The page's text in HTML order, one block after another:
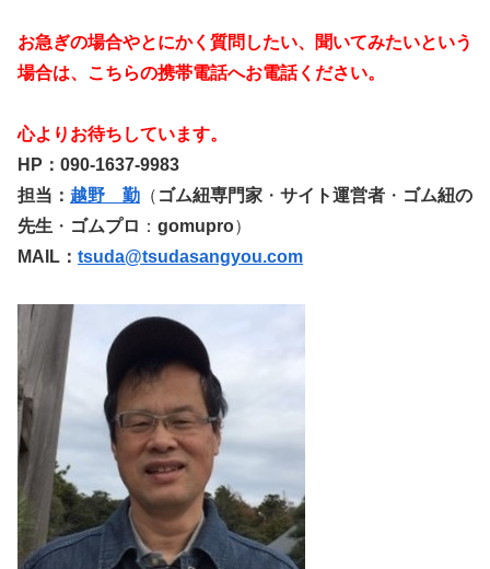
お急ぎの場合やとにかく質問したい、聞いてみたいという
場合は、こちらの携帯電話へお電話ください。
心よりお待ちしています。
HP：090-1637-9983
担当： 越野 勤 （ ゴム紐専門家 ・ サイト運営者 ・ ゴム紐の
先生 ・ ゴムプロ ： gomupro）
MAIL： tsuda@tsudasangyou.com